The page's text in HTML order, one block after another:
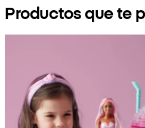
Productos que te